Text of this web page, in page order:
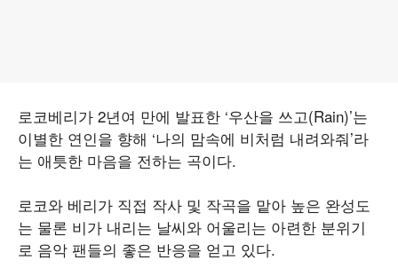
로코베리가 2년여 만에 발표한 ‘우산을 쓰고(Rain)’는
이별한 연인을 향해 ‘나의 맘속에 비처럼 내려와줘’라
는 애틋한 마음을 전하는 곡이다.
로코와 베리가 직접 작사 및 작곡을 맡아 높은 완성도
는 물론 비가 내리는 날씨와 어울리는 아련한 분위기
로 음악 팬들의 좋은 반응을 얻고 있다.